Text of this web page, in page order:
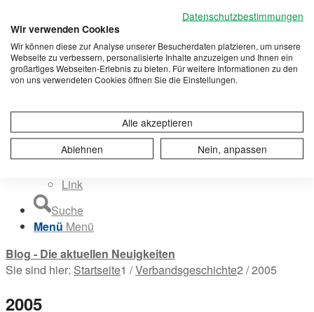
Publikationen
Presseschau
Publikationen
Projekte
Kontakt
Situationsplan
Besichtigung
Link
Suche
Menü Menü
Blog - Die aktuellen Neuigkeiten
Sie sind hier: Startseite1 /Verbandsgeschichte2 /2005
2005
Datenschutzbestimmungen
Wir verwenden Cookies
Wir können diese zur Analyse unserer Besucherdaten platzieren, um unsere
Webseite zu verbessern, personalisierte Inhalte anzuzeigen und Ihnen ein
großartiges Webseiten-Erlebnis zu bieten. Für weitere Informationen zu den
von uns verwendeten Cookies öffnen Sie die Einstellungen.
Alle akzeptieren
Ablehnen
Nein, anpassen